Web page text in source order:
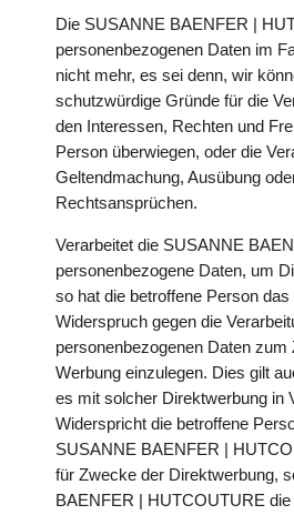
Die SUSANNE BAENFER |
personenbezogenen Daten im
nicht mehr, es sei denn, wir
schutzwürdige Gründe für die
den Interessen, Rechten und
Person überwiegen, oder die
Geltendmachung, Ausübung
Rechtsansprüchen.
Verarbeitet die SUSANNE
personenbezogene Daten, um
so hat die betroffene Person
Widerspruch gegen die
personenbezogenen Daten
Werbung einzulegen. Dies gilt
es mit solcher Direktwerbung in
Widerspricht die betroffene
SUSANNE BAENFER |
für Zwecke der Direktwerbung,
BAENFER | HUTCOUTURE